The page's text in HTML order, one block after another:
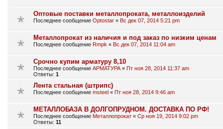
Оптовые поставки металлопроката, металлоизделий
Последнее сообщение Optostar « Вс дек 07, 2014 5:21 pm
Металлопрокат из наличия и под заказ по низким ценам
Последнее сообщение Rmpk « Вс дек 07, 2014 11:04 am
Срочно купим арматуру 8,10
Последнее сообщение АРМАТУРА « Пт ноя 28, 2014 11:37 am
Ответы: 1
Лента стальная (штрипс)
Последнее сообщение msteel « Пт ноя 28, 2014 9:46 am
МЕТАЛЛОБАЗА В ДОЛГОПРУДНОМ. ДОСТАВКА ПО РФ!
Последнее сообщение Металлопрокат « Ср ноя 19, 2014 9:02 pm
Ответы: 11